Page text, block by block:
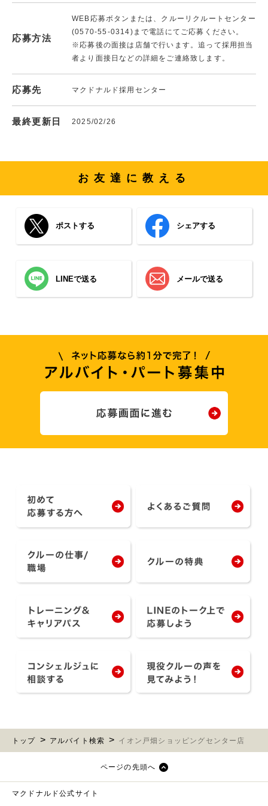
応募方法
WEB応募ボタンまたは、クルーリクルートセンター
(0570-55-0314)まで電話にてご応募ください。
※応募後の面接は店舗で行います。追って採用担当
者より面接日などの詳細をご連絡致します。
応募先 マクドナルド採用センター
最終更新日 2025/02/26
お友達に教える
ポストする シェアする
LINEで送る メールで送る
トップ アルバイト検索 イオン戸畑ショッピングセンター店
ページの先頭へ
マクドナルド公式サイト